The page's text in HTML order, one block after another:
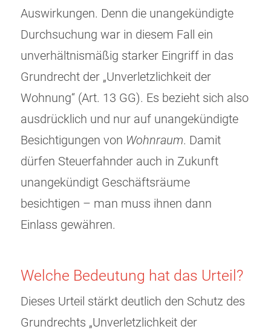
Auswirkungen. Denn die unangekündigte
Durchsuchung war in diesem Fall ein
unverhältnismäßig starker Eingriff in das
Grundrecht der „Unverletzlichkeit der
Wohnung“ (Art. 13 GG). Es bezieht sich also
ausdrücklich und nur auf unangekündigte
Besichtigungen von Wohnraum. Damit
dürfen Steuerfahnder auch in Zukunft
unangekündigt Geschäftsräume
besichtigen – man muss ihnen dann
Einlass gewähren.
Welche Bedeutung hat das Urteil?
Dieses Urteil stärkt deutlich den Schutz des
Grundrechts „Unverletzlichkeit der